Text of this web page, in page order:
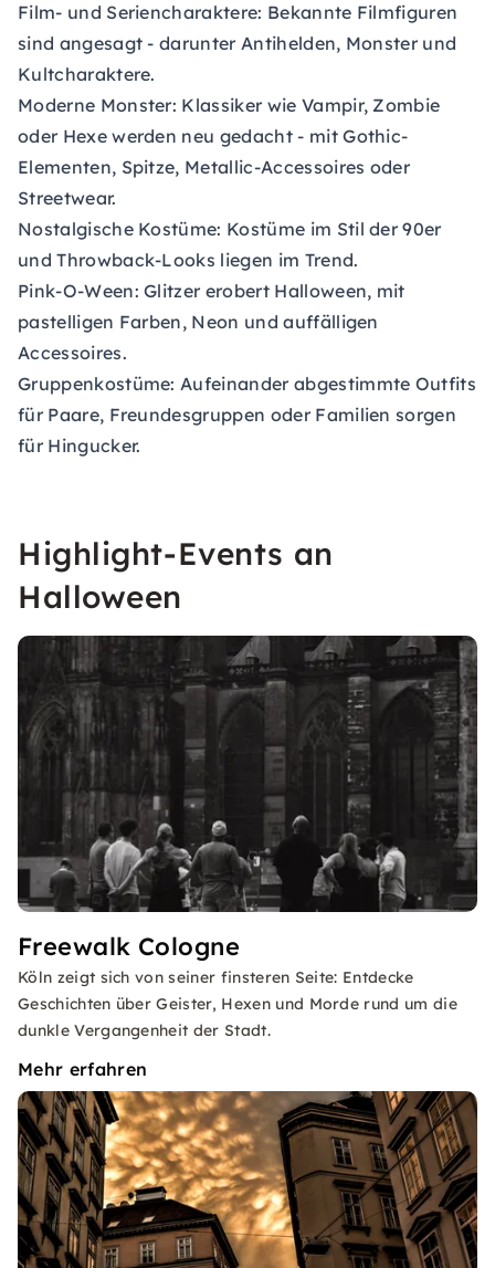
Film- und Seriencharaktere: Bekannte Filmfiguren
sind angesagt - darunter Antihelden, Monster und
Kultcharaktere.
Moderne Monster: Klassiker wie Vampir, Zombie
oder Hexe werden neu gedacht - mit Gothic-
Elementen, Spitze, Metallic-Accessoires oder
Streetwear.
Nostalgische Kostüme: Kostüme im Stil der 90er
und Throwback-Looks liegen im Trend.
Pink-O-Ween: Glitzer erobert Halloween, mit
pastelligen Farben, Neon und auffälligen
Accessoires.
Gruppenkostüme: Aufeinander abgestimmte Outfits
für Paare, Freundesgruppen oder Familien sorgen
für Hingucker.
Highlight-Events an
Halloween
Freewalk Cologne
Köln zeigt sich von seiner finsteren Seite: Entdecke
Geschichten über Geister, Hexen und Morde rund um die
dunkle Vergangenheit der Stadt.
Mehr erfahren